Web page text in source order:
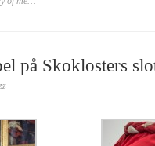
på Skoklosters